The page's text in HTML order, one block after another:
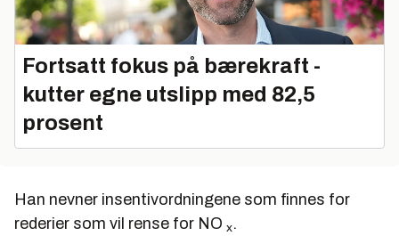
Fortsatt fokus på bærekraft -
kutter egne utslipp med 82,5
prosent
Han nevner insentivordningene som finnes for
rederier som vil rense for NO x.